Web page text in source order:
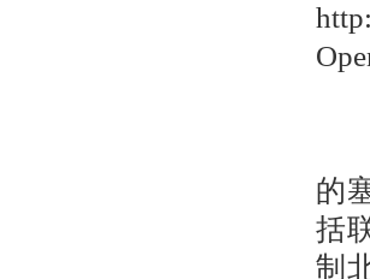
的
括
制